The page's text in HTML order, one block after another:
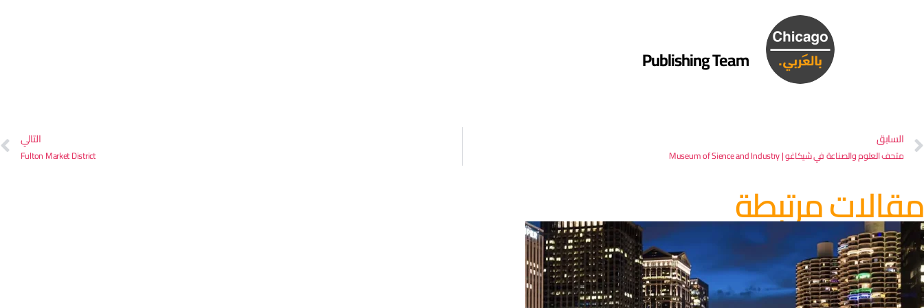
Publishing Team
السابق
متحف العلوم والصناعة في شيكاغو | Museum of Sience and Industry
التالي
Fulton Market District
مقالات مرتبطة